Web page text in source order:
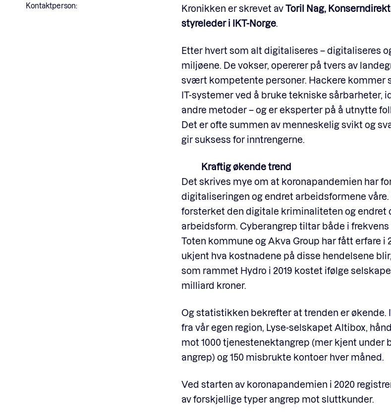
Kontaktperson: Kronikken er skrevet avToril Nag,
styreleder i IKT-Norge.
Etter hvert som alt digitaliseres – digitaliseres
miljøene. De vokser, opererer på tvers av
svært kompetente personer. Hackere kommer
IT-systemer ved å bruke tekniske sårbarheter,
andre metoder – og er eksperter på å utnytte
Det er ofte summen av menneskelig svikt og
gir suksess for inntrengerne.
Kraftig økende trend
Det skrives mye om at koronapandemien har
digitaliseringen og endret arbeidsformene våre.
forsterket den digitale kriminaliteten og endret
arbeidsform. Cyberangrep tiltar både i frekvens
Toten kommune og Akva Group har fått erfare i
ukjent hva kostnadene på disse hendelsene
som rammet Hydro i 2019 kostet ifølge
milliard kroner.
Og statistikken bekrefter at trenden er
fra vår egen region, Lyse-selskapet Altibox,
mot 1000 tjenestenektangrep (mer kjent under
angrep) og 150 misbrukte kontoer hver måned.
Ved starten av koronapandemien i 2020
av forskjellige typer angrep mot sluttkunder.